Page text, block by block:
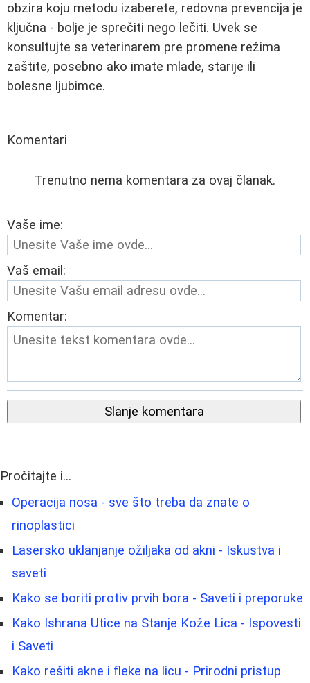
obzira koju metodu izaberete, redovna prevencija je
ključna - bolje je sprečiti nego lečiti. Uvek se
konsultujte sa veterinarem pre promene režima
zaštite, posebno ako imate mlade, starije ili
bolesne ljubimce.
Komentari
Trenutno nema komentara za ovaj članak.
Vaše ime:
Vaš email:
Komentar:
Slanje komentara
Pročitajte i...
Operacija nosa - sve što treba da znate o
rinoplastici
Lasersko uklanjanje ožiljaka od akni - Iskustva i
saveti
Kako se boriti protiv prvih bora - Saveti i preporuke
Kako Ishrana Utice na Stanje Kože Lica - Ispovesti
i Saveti
Kako rešiti akne i fleke na licu - Prirodni pristup